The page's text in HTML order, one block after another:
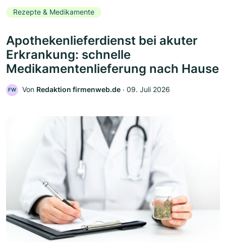
Rezepte & Medikamente
Apothekenlieferdienst bei akuter
Erkrankung: schnelle
Medikamentenlieferung nach Hause
FW Von Redaktion firmenweb.de ‧ 09. Juli 2026